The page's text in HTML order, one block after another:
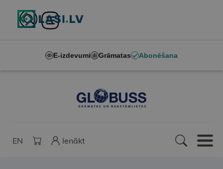
E-izdevumi Grāmatas Abonēšana
EN Ienākt